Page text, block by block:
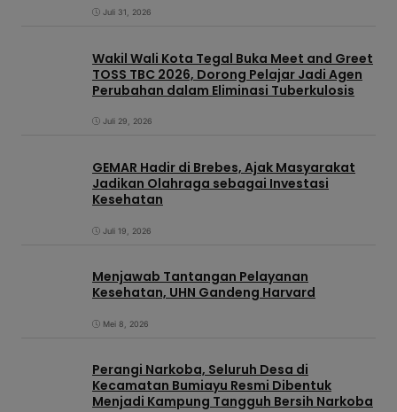
Juli 31, 2026
Wakil Wali Kota Tegal Buka Meet and Greet
TOSS TBC 2026, Dorong Pelajar Jadi Agen
Perubahan dalam Eliminasi Tuberkulosis
Juli 29, 2026
GEMAR Hadir di Brebes, Ajak Masyarakat
Jadikan Olahraga sebagai Investasi
Kesehatan
Juli 19, 2026
Menjawab Tantangan Pelayanan
Kesehatan, UHN Gandeng Harvard
Mei 8, 2026
Perangi Narkoba, Seluruh Desa di
Kecamatan Bumiayu Resmi Dibentuk
Menjadi Kampung Tangguh Bersih Narkoba